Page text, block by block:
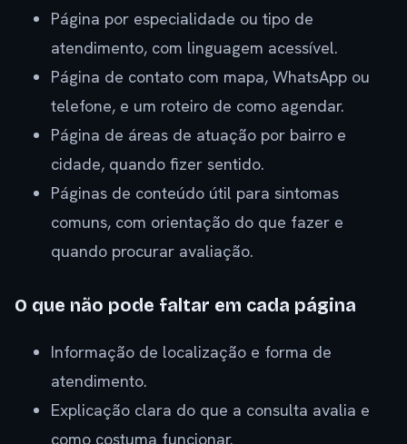
Página por especialidade ou tipo de
atendimento, com linguagem acessível.
Página de contato com mapa, WhatsApp ou
telefone, e um roteiro de como agendar.
Página de áreas de atuação por bairro e
cidade, quando fizer sentido.
Páginas de conteúdo útil para sintomas
comuns, com orientação do que fazer e
quando procurar avaliação.
O que não pode faltar em cada página
Informação de localização e forma de
atendimento.
Explicação clara do que a consulta avalia e
como costuma funcionar.